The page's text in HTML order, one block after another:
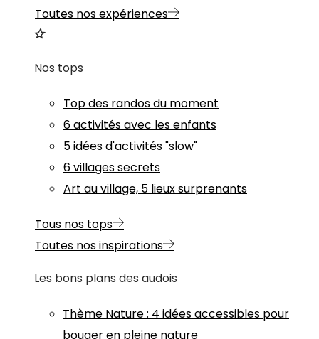
Toutes nos expériences
Nos tops
Top des randos du moment
6 activités avec les enfants
5 idées d'activités "slow"
6 villages secrets
Art au village, 5 lieux surprenants
Tous nos tops
Toutes nos inspirations
Les bons plans des audois
Thème Nature: 4 idées accessibles pour
bouger en pleine nature